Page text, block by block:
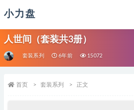
小力盘
人世间（套装共3册）
套装系列 6年前 15072
首页 套装系列 正文